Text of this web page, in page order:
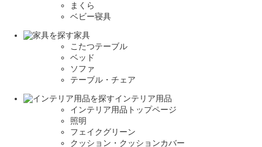
まくら
ベビー寝具
家具
こたつテーブル
ベッド
ソファ
テーブル・チェア
インテリア用品
インテリア用品トップページ
照明
フェイクグリーン
クッション・クッションカバー